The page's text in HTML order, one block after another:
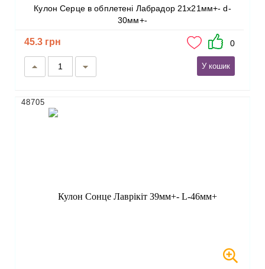
Кулон Серце в обплетені Лабрадор 21х21мм+- d-
30мм+-
45.3 грн 0
У кошик
48705